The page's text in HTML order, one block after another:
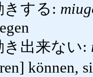
きする:
き出来ない:
können,